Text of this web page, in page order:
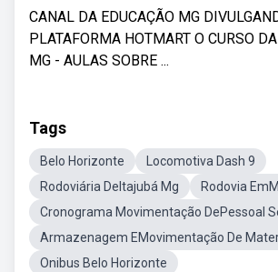
CANAL DA EDUCAÇÃO MG
PLATAFORMA HOTMART O CURSO
MG - AULAS SOBRE ...
Tags
Belo Horizonte
Locomotiva Dash 9
Rodoviária DeItajubá Mg
Rodovia
Cronograma Movimentação DePessoal
Armazenagem EMovimentação De
Onibus Belo Horizonte